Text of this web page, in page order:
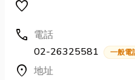
favorite
call 電話
02-26325581
一般電
location_on 地址